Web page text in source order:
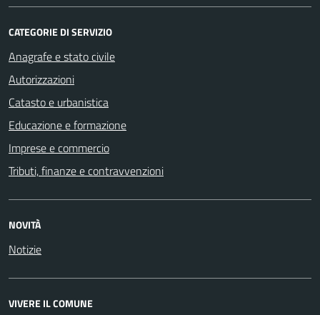
CATEGORIE DI SERVIZIO
Anagrafe e stato civile
Autorizzazioni
Catasto e urbanistica
Educazione e formazione
Imprese e commercio
Tributi, finanze e contravvenzioni
NOVITÀ
Notizie
VIVERE IL COMUNE